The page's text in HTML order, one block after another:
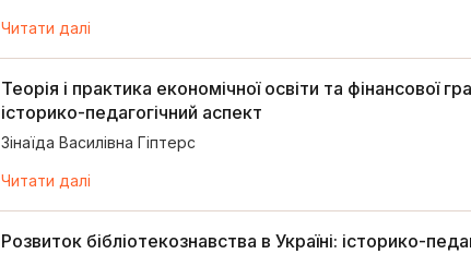
Читати далі
Теорія і практика економічної освіти та фінансової
історико-педагогічний аспект
Зінаїда Василівна Гіптерс
Читати далі
Розвиток бібліотекознавства в Україні: історико-